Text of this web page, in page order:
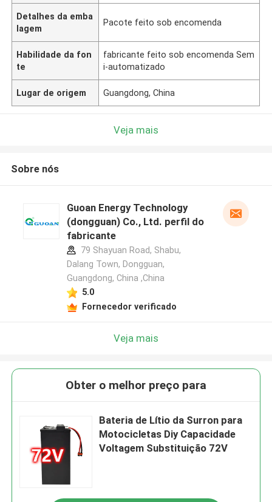
Detalhes da emba
lagem
Pacote feito sob encomenda
Habilidade da fon
te
fabricante feito sob encomenda Sem
i-automatizado
Lugar de origem Guangdong, China
Veja mais
Sobre nós
Guoan Energy Technology
(dongguan) Co., Ltd. perfil do
fabricante
79 Shayuan Road, Shabu,
Dalang Town, Dongguan,
Guangdong, China ,China
5.0
Fornecedor verificado
Veja mais
Obter o melhor preço para
Bateria de Lítio da Surron para
Motocicletas Diy Capacidade
Voltagem Substituição 72V